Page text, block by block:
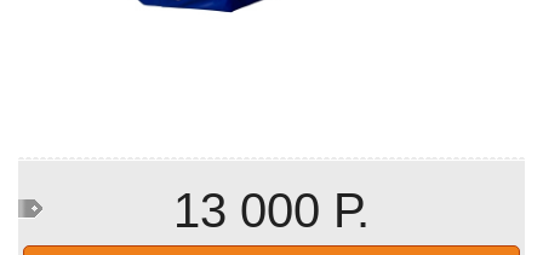
13 000 Р.